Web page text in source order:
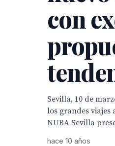
con
Sevilla, 10 de
los grandes viajes
NUBA Sevilla
hace 10 años